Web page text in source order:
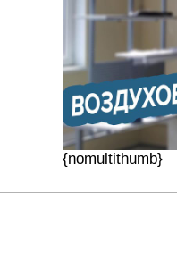
{nomultithumb}